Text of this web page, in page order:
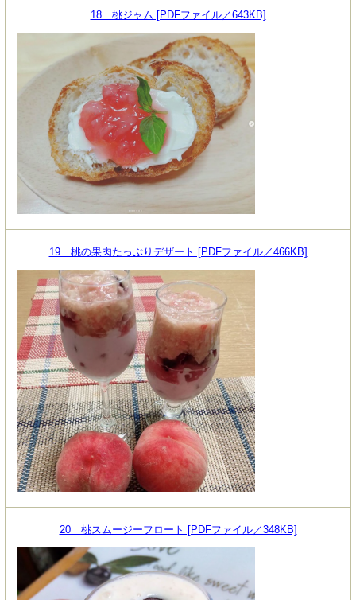
18 桃ジャム [PDFファイル／643KB]
19 桃の果肉たっぷりデザート [PDFファイル／466KB]
20 桃スムージーフロート [PDFファイル／348KB]